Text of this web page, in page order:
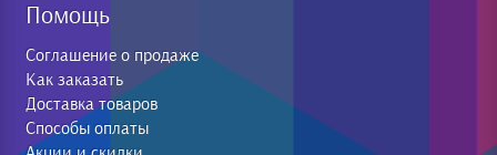
Помощь
Соглашение о продаже
Как заказать
Доставка товаров
Способы оплаты